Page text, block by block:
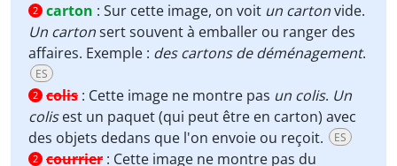
2 carton : Sur cette image, on voit un cartonvide.
Un cartonsert souvent à emballer ou ranger des
affaires. Exemple : des cartons de déménagement.
ES
2 colis : Cette image ne montre pas un colis. Un
colisest un paquet (qui peut être en carton) avec
des objets dedans que l'on envoie ou reçoit.
ES
2 courrier : Cette image ne montre pas du